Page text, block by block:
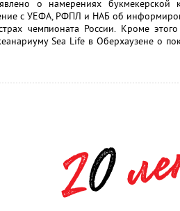
о намерениях букмекерской
с УЕФА, РФПЛ и НАБ об
чемпионата России. Кроме
Sea Life в Оберхаузене о